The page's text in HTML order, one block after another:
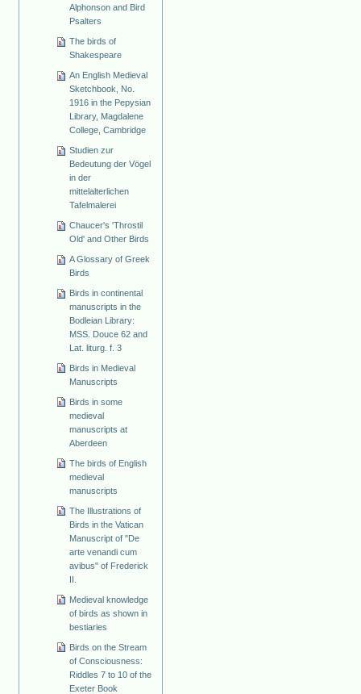
Alphonson and Bird
Psalters
The birds of
Shakespeare
An English Medieval
Sketchbook, No.
1916 in the Pepysian
Library, Magdalene
College, Cambridge
Studien zur
Bedeutung der Vögel
in der
mittelalterlichen
Tafelmalerei
Chaucer's 'Throstil
Old' and Other Birds
A Glossary of Greek
Birds
Birds in continental
manuscripts in the
Bodleian Library:
MSS. Douce 62 and
Lat. liturg. f. 3
Birds in Medieval
Manuscripts
Birds in some
medieval
manuscripts at
Aberdeen
The birds of English
medieval
manuscripts
The Illustrations of
Birds in the Vatican
Manuscript of "De
arte venandi cum
avibus" of Frederick
II.
Medieval knowledge
of birds as shown in
bestiaries
Birds on the Stream
of Consciousness:
Riddles 7 to 10 of the
Exeter Book